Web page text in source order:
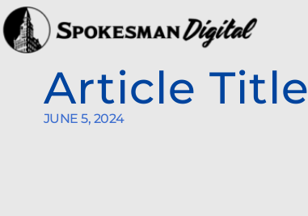
Article Title
JUNE 5, 2024